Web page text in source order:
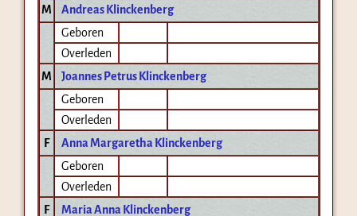
M
Andreas Klinckenberg
Geboren
Overleden
M
Joannes Petrus Klinckenberg
Geboren
Overleden
F
Anna Margaretha Klinckenberg
Geboren
Overleden
F
Maria Anna Klinckenberg